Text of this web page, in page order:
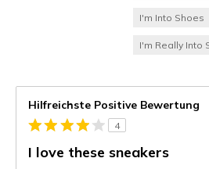
I'm Into Shoes
I'm Really Into
Hilfreichste Positive Bewertung
4
I love these sneakers